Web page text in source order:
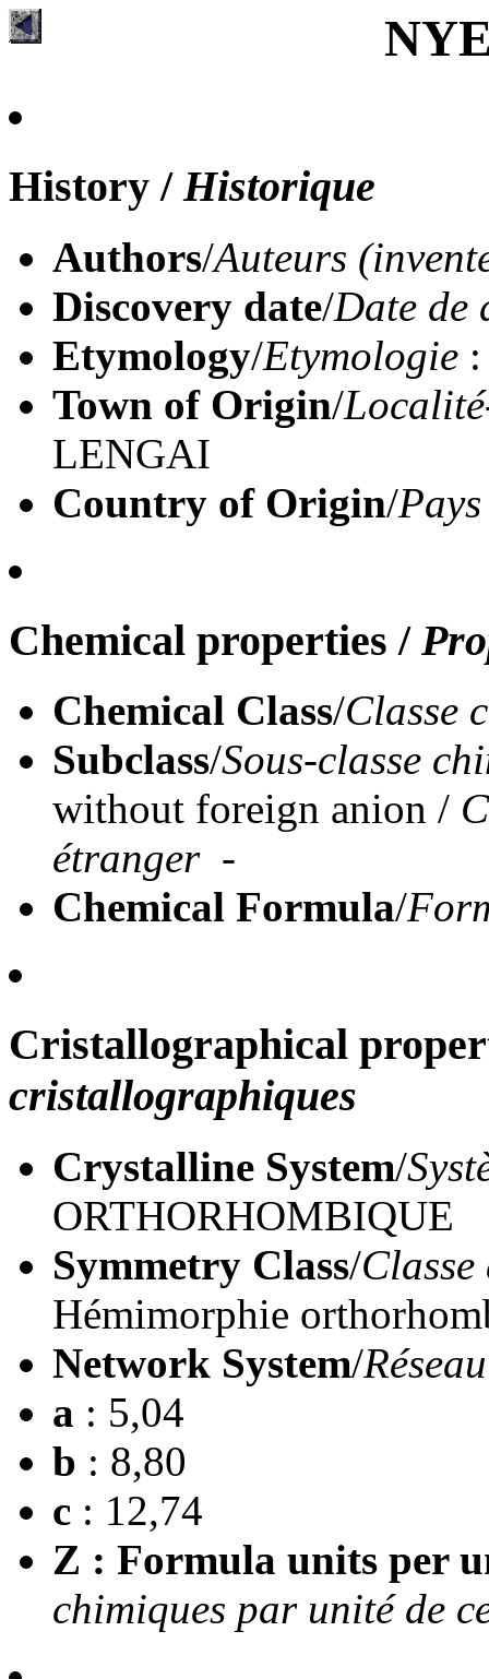
History /Historique
Authors/Auteurs
Discovery date/Date de
Etymology/Etymologie
Town of Origin/
LENGAI
Country of Origin/Pays
Chemical properties /
Chemical Class/Classe
Subclass/Sous-classe
without foreign anion /
étranger -
Chemical Formula/
Cristallographical
cristallographiques
Crystalline System/
ORTHORHOMBIQUE
Symmetry Class/Classe
Hémimorphie
Network System/
a : 5,04
b : 8,80
c : 12,74
Z : Formula units per
chimiques par unité de